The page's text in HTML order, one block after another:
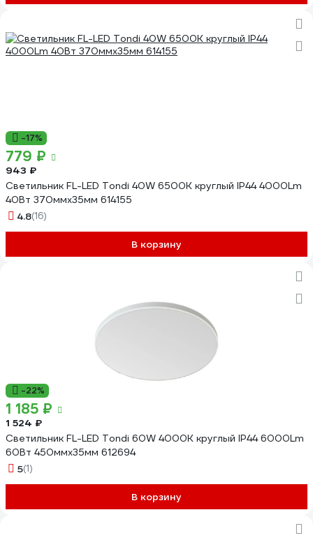
-17%
779 ₽
943 ₽
Светильник FL-LED Tondi 40W 6500K круглый IP44 4000Lm
40Вт 370ммx35мм 614155
4.8(16)
В корзину
-22%
1 185 ₽
1 524 ₽
Светильник FL-LED Tondi 60W 4000K круглый IP44 6000Lm
60Вт 450ммx35мм 612694
5(1)
В корзину